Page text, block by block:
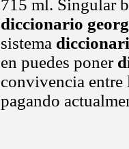
715 ml. Singular
diccionario
sistema
en puedes poner
convivencia entre
pagando